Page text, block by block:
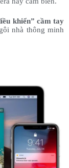
khiển” cầm tay
nhà thông minh